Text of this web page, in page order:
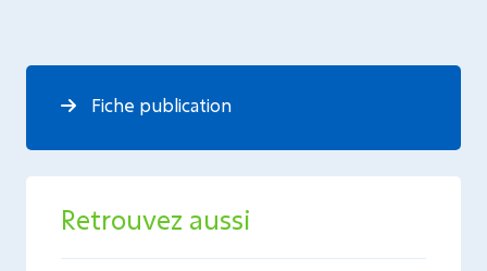
Fiche publication
Retrouvez aussi